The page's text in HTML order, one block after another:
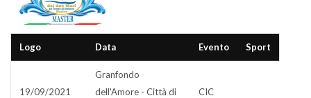
Logo Data Evento Sport
19/09/2021
Granfondo
dell'Amore - Città di
CIC